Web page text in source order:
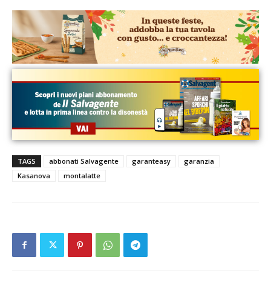
TAGS abbonati Salvagente garanteasy
garanzia
Kasanova
montalatte